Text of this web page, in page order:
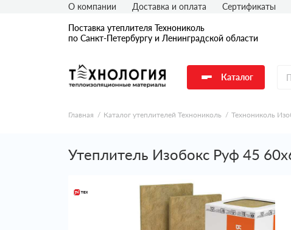
Поставка утеплителя Технониколь
по Санкт-Петербургу и Ленинградской области
Каталог
О компании Доставка и оплата Сертификаты
Главная Каталог утеплителей Технониколь Технониколь
Утеплитель Изобокс Руф 45